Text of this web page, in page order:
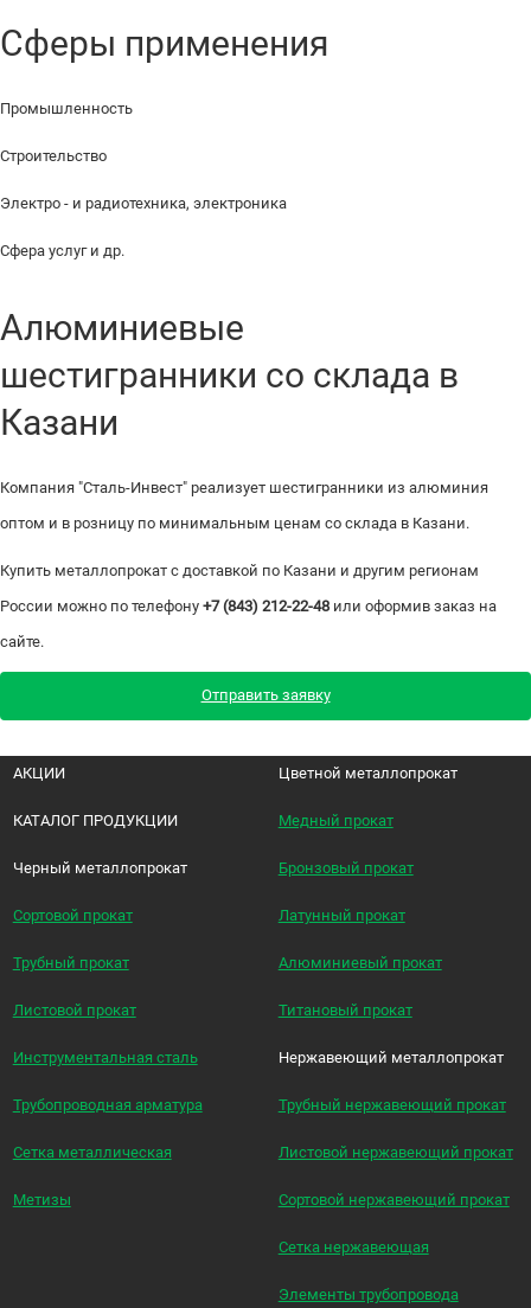
Сферы применения
Промышленность
Строительство
Электро - и радиотехника, электроника
Сфера услуг и др.
Алюминиевые
шестигранники со склада в
Казани
Компания "Сталь-Инвест" реализует шестигранники из алюминия
оптом и в розницу по минимальным ценам со склада в Казани.
Купить металлопрокат с доставкой по Казани и другим регионам
России можно по телефону +7 (843) 212-22-48 или оформив заказ на
сайте.
Отправить заявку
АКЦИИ
КАТАЛОГ ПРОДУКЦИИ
Черный металлопрокат
Сортовой прокат
Трубный прокат
Листовой прокат
Инструментальная сталь
Трубопроводная арматура
Сетка металлическая
Метизы
Цветной металлопрокат
Медный прокат
Бронзовый прокат
Латунный прокат
Алюминиевый прокат
Титановый прокат
Нержавеющий металлопрокат
Трубный нержавеющий прокат
Листовой нержавеющий прокат
Сортовой нержавеющий прокат
Сетка нержавеющая
Элементы трубопровода